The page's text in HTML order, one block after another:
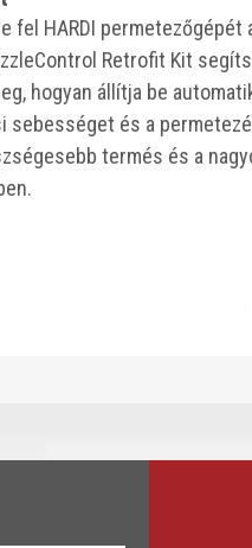
fel HARDI permetezőgépét
Retrofit Kit
hogyan állítja be
sebességet és a
termés és a